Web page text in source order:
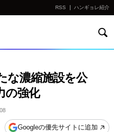
RSS ハンギョレ紹介
な濃縮施設を公
の強化
Googleの優先サイトに追加